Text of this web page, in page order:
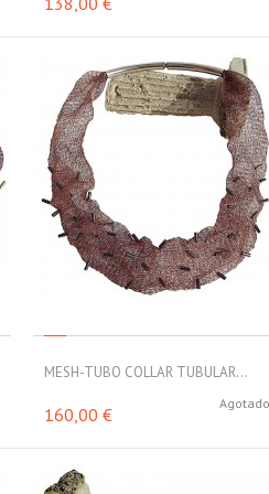
MESH-TUBO COLLAR TUBULAR...
Agotado
160,00 €